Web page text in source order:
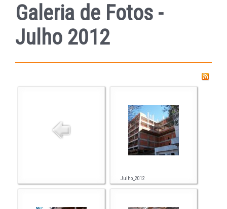
Galeria de Fotos -
Julho 2012
Julho_2012